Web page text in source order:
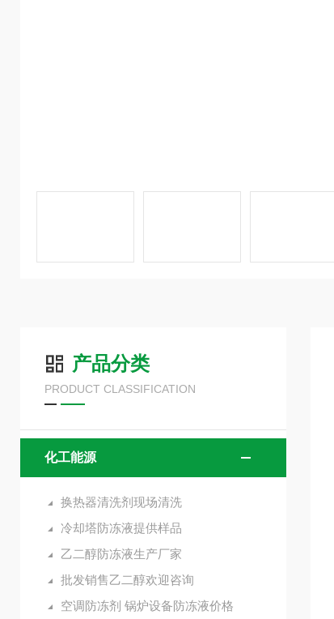
产品分类
PRODUCT CLASSIFICATION
化工能源
换热器清洗剂现场清洗
冷却塔防冻液提供样品
乙二醇防冻液生产厂家
批发销售乙二醇欢迎咨询
空调防冻剂 锅炉设备防冻液价格